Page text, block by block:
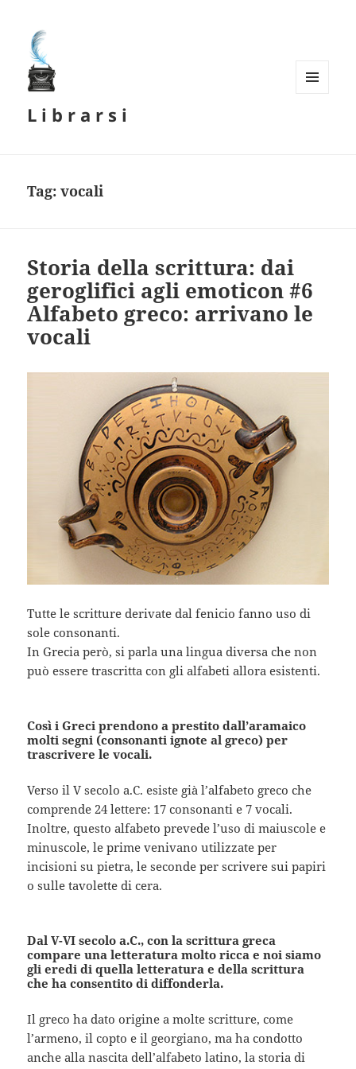
L i b r a r s i
Tag:vocali
Storia della scrittura: dai
geroglifici agli emoticon #6
Alfabeto greco: arrivano le
vocali
Tutte le scritture derivate dal fenicio fanno uso di
sole consonanti.
In Grecia però, si parla una lingua diversa che non
può essere trascritta con gli alfabeti allora esistenti.
Così i Greci prendono a prestito dall’aramaico
molti segni (consonanti ignote al greco) per
trascrivere le vocali.
Verso il V secolo a.C. esiste già l’alfabeto greco che
comprende 24 lettere: 17 consonanti e 7 vocali.
Inoltre, questo alfabeto prevede l’uso di maiuscole e
minuscole, le prime venivano utilizzate per
incisioni su pietra, le seconde per scrivere sui papiri
o sulle tavolette di cera.
Dal V-VI secolo a.C., con la scrittura greca
compare una letteratura molto ricca e noi siamo
gli eredi di quella letteratura e della scrittura
che ha consentito di diffonderla.
Il greco ha dato origine a molte scritture, come
l’armeno, il copto e il georgiano, ma ha condotto
anche alla nascita dell’alfabeto latino, la storia di